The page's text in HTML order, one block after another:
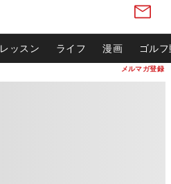
メルマガ登録
レッスン ライフ 漫画 ゴル